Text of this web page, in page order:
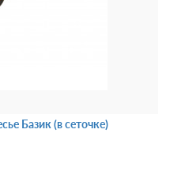
Базик (в сеточке)